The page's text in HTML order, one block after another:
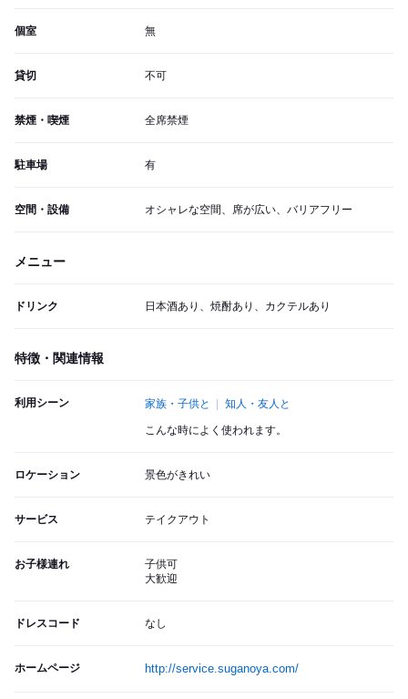
個室 無
貸切 不可
禁煙・喫煙 全席禁煙
駐車場 有
空間・設備 オシャレな空間、席が広い、バリアフリー
メニュー
ドリンク 日本酒あり、焼酎あり、カクテルあり
特徴・関連情報
利用シーン 家族・子供と 知人・友人と
こんな時によく使われます。
ロケーション 景色がきれい
サービス テイクアウト
お子様連れ
子供可
大歓迎
ドレスコード なし
ホームページ http://service.suganoya.com/